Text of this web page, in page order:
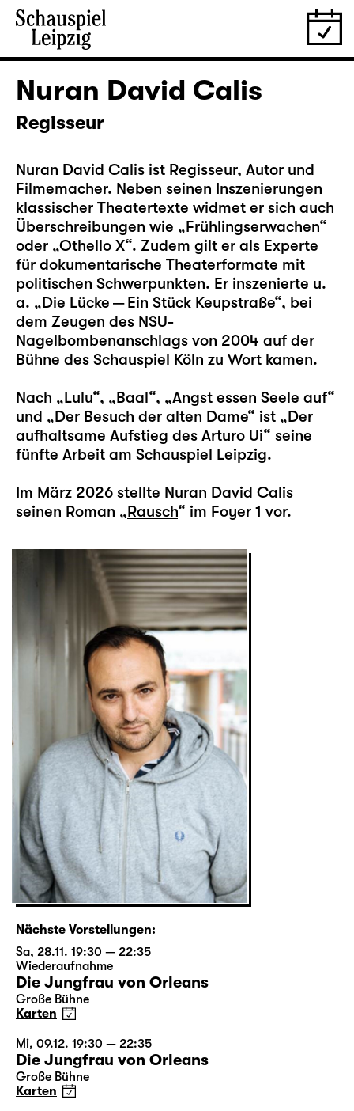
Nuran David Calis
Regisseur
Nuran David Calis ist Regisseur, Autor und
Filmemacher. Neben seinen Inszenierungen
klassischer Theatertexte widmet er sich auch
Überschreibungen wie „Frühlingserwachen“
oder „Othello X“. Zudem gilt er als Experte
für dokumentarische Theaterformate mit
politischen Schwerpunkten. Er inszenierte u.
a. „Die Lücke — Ein Stück Keupstraße“, bei
dem Zeugen des NSU-
Nagelbombenanschlags von 2004 auf der
Bühne des Schauspiel Köln zu Wort kamen.
Nach „Lulu“, „Baal“, „Angst essen Seele auf“
und „Der Besuch der alten Dame“ ist „Der
aufhaltsame Aufstieg des Arturo Ui“ seine
fünfte Arbeit am Schauspiel Leipzig.
Im März 2026 stellte Nuran David Calis
seinen Roman „Rausch“ im Foyer 1 vor.
Nächste Vorstellungen:
Sa, 28.11. 19:30 — 22:35
Wiederaufnahme
Die Jungfrau von Orleans
Große Bühne
Karten
Mi, 09.12. 19:30 — 22:35
Die Jungfrau von Orleans
Große Bühne
Karten